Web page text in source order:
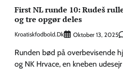
First NL runde 10: Rudeš
og tre opgør deles
Kroatiskfodbold.dk Oktober 13, 2025
Runden bød på overbevisende
og NK Hrvace, en kneben